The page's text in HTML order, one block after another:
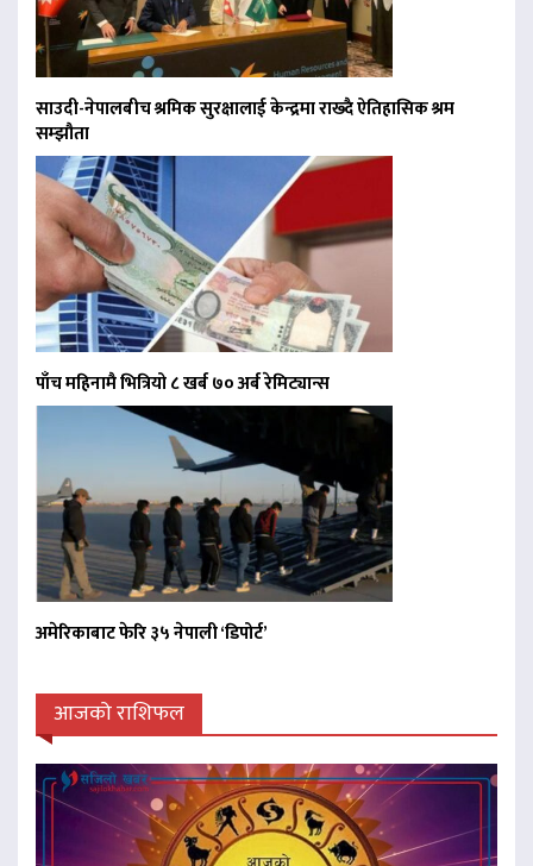
साउदी-नेपालबीच श्रमिक सुरक्षालाई केन्द्रमा राख्दै ऐतिहासिक श्रम
सम्झौता
पाँच महिनामै भित्रियो ८ खर्ब ७० अर्ब रेमिट्यान्स
अमेरिकाबाट फेरि ३५ नेपाली ‘डिपोर्ट’
आजको राशिफल